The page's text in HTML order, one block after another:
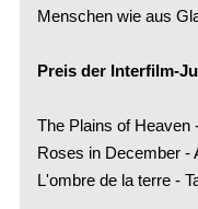
Menschen wie aus
Preis der Interfilm-
The Plains of Heaven
Roses in December -
L'ombre de la terre -